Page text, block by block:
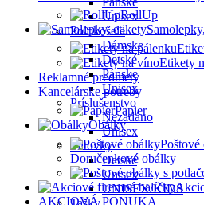
Unisex
Polokošele
Dámske
Detské
Pánske
Unisex
Príslušenstvo
Nezadáno
Unisex
Šiltovky
Detské
Unisex
UNISEX/KIDS
RollUp
Etikety
Reklamné predmety
Kancelárske potreby
Papier
Obálky
Doručenkové obálky
AKCIOVÁ PONUKA